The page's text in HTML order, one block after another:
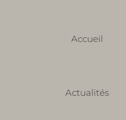
Accueil
Actualités